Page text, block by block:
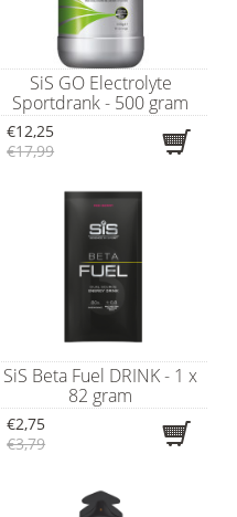
SiS GO Electrolyte
Sportdrank - 500 gram
€12,25
€17,99
SiS Beta Fuel DRINK - 1 x
82 gram
€2,75
€3,79